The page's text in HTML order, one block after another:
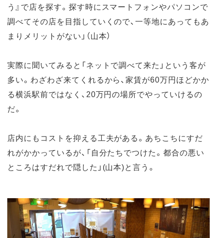
う』で店を探す。探す時にスマートフォンやパソコンで
調べてその店を目指していくので、一等地にあってもあ
まりメリットがない」（山本）
実際に聞いてみると「ネットで調べて来た」という客が
多い。わざわざ来てくれるから、家賃が60万円ほどかか
る横浜駅前ではなく、20万円の場所でやっていけるの
だ。
店内にもコストを抑える工夫がある。あちこちにすだ
れがかかっているが、「自分たちでつけた。都合の悪い
ところはすだれで隠した」(山本)と言う。